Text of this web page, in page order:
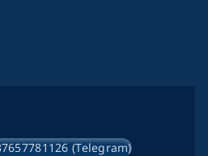
(Telegram)